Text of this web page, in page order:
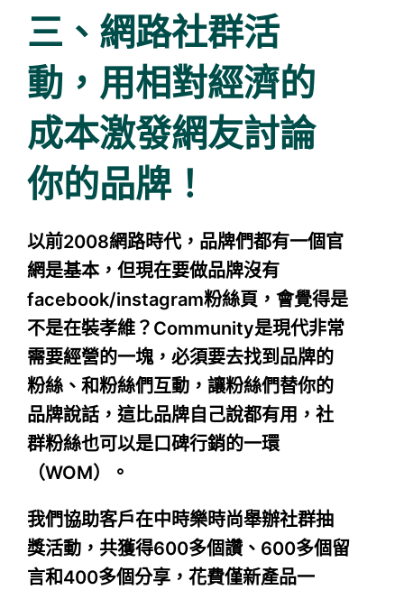
三、網路社群活
動，用相對經濟的
成本激發網友討論
你的品牌！
以前2008網路時代，品牌們都有一個官
網是基本，但現在要做品牌沒有
facebook/instagram粉絲頁，會覺得是
不是在裝孝維？Community是現代非常
需要經營的一塊，必須要去找到品牌的
粉絲、和粉絲們互動，讓粉絲們替你的
品牌說話，這比品牌自己說都有用，社
群粉絲也可以是口碑行銷的一環
（WOM）。
我們協助客戶在中時樂時尚舉辦社群抽
獎活動，共獲得600多個讚、600多個留
言和400多個分享，花費僅新產品一